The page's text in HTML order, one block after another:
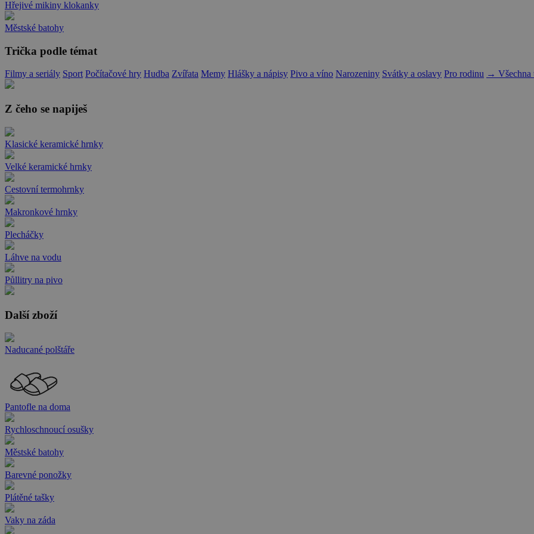
Hřejivé mikiny klokanky
Městské batohy
Trička podle témat
Filmy a seriály Sport Počítačové hry Hudba Zvířata Memy Hlášky a nápisy Pivo a víno Narozeniny Svátky a oslavy Pro rodinu → Všechna
Z čeho se napiješ
Klasické keramické hrnky
Velké keramické hrnky
Cestovní termohrnky
Makronkové hrnky
Plecháčky
Láhve na vodu
Půllitry na pivo
Další zboží
Naducané polštáře
Pantofle na doma
Rychloschnoucí osušky
Městské batohy
Barevné ponožky
Plátěné tašky
Vaky na záda